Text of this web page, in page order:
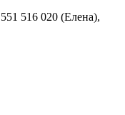
516 020 (Елена),